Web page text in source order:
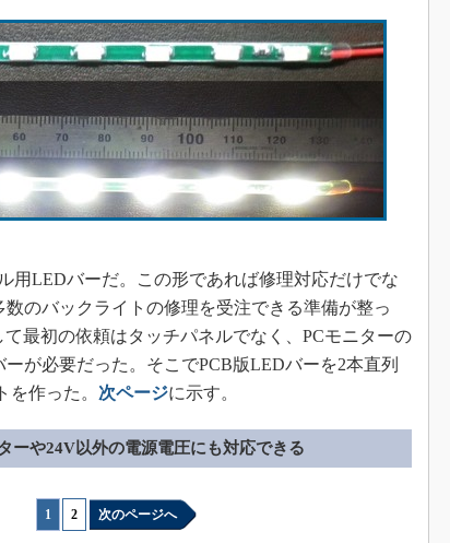
用LEDバーだ。この形であれば修理対応だけでな
のバックライトの修理を受注できる準備が整っ
最初の依頼はタッチパネルでなく、PCモニターの
が必要だった。そこでPCB版LEDバーを2本直列
作った。 次ページに示す。
ーや24V以外の電源電圧にも対応できる
1 2 次のページへ